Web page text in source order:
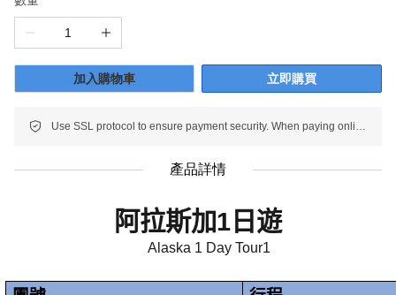
加入購物車 立即購買
Use SSL protocol to ensure payment security. When paying online, your payment information is protected.
產品詳情
阿拉斯加1 日遊
Alaska 1 Day Tour1